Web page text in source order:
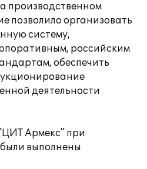
производственном
позволило организовать
систему,
российским
обеспечить
деятельности
Армекс" при
выполнены